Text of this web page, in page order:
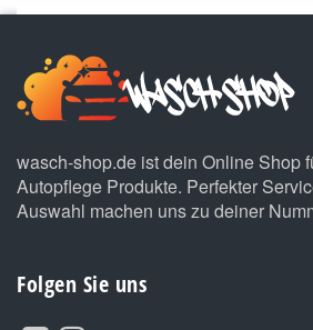
wasch-shop.de ist dein Online Shop
Autopflege Produkte. Perfekter
Auswahl machen uns zu deiner
Folgen Sie uns